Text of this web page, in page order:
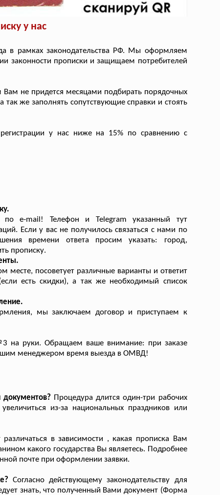
у нас
в рамках законодательства РФ. Мы оформляем
законности прописки и защищаем потребителей
не придется месяцами подбирать порядочных
так же заполнять сопутствующие справки и стоять
у нас ниже на 15% по сравнению с
e-mail! Телефон и Telegram указанный тут
Если у вас не получилось связаться с нами по
времени ответа просим указать: город,
прописку.
посоветует различные варианты и ответит
есть скидки), а так же необходимый список
мы заключаем договор и приступаем к
на руки. Обращаем ваше внимание: при заказе
менеджером время выезда в ОМВД!
Процедура длится один-три рабочих
из-за национальных праздников или
в зависимости , какая прописка Вам
какого государства Вы являетесь. Подробнее
почте при оформлении заявки.
Согласно действующему законодательству для
знать, что полученный Вами документ (Форма